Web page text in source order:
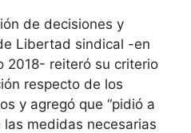
de decisiones y
Libertad sindical -en
2018- reiteró su criterio
respecto de los
y agregó que “pidió a
medidas necesarias